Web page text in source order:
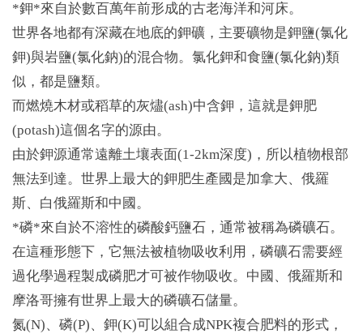
*鉀*來自於數百萬年前形成的古老海洋和河床。
世界各地都有深藏在地底的鉀礦，主要礦物是鉀鹽(氯化
鉀)與岩鹽(氯化鈉)的混合物。氯化鉀和食鹽(氯化鈉)類
似，都是鹽類。
而燃燒木材或稻草的灰燼(ash)中含鉀，這就是鉀肥
(potash)這個名字的源由。
由於鉀源通常遠離土壤表面(1-2km深度)，所以植物根部
無法到達。世界上最大的鉀肥生產國是加拿大、俄羅
斯、白俄羅斯和中國。
*磷*來自於不溶性的磷酸鈣鹽石，通常被稱為磷礦石。
在這種形態下，它無法被植物吸收利用，磷礦石需要經
過化學過程製成磷肥才可被作物吸收。中國、俄羅斯和
摩洛哥擁有世界上最大的磷礦石儲量。
氮(N)、磷(P)、鉀(K)可以組合成NPK複合肥料的形式，